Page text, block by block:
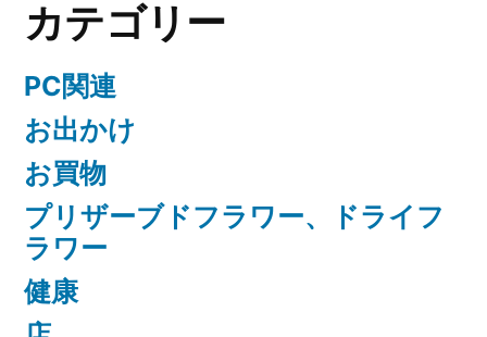
カテゴリー
PC関連
お出かけ
お買物
プリザーブドフラワー、ドライフ
ラワー
健康